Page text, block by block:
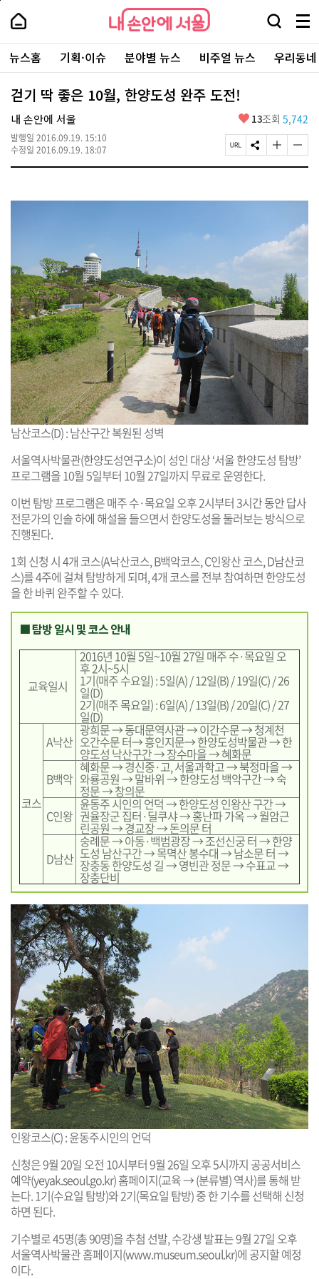
본
로
가
내
손
안
에
서
울
-
서
울
시
대
표
소
털
내
손
에
울
검
창
열
기
메
뉴
전
체
보
주
요
서
뉴스홈 기획·이슈 분야별 뉴스 비주얼 뉴스 우리동
걷기 딱 좋은 10월, 한양도성 완주 도전!
내 손안에 서울
발행일 2016.09.19. 15:10
수정일 2016.09.19. 18:07
좋
요
13조회 5,742
페
이
R
S
N
유
글
자
크
경
하
기
글
자
작
변
경
기
남산코스(D) : 남산구간 복원된 성벽
서울역사박물관(한양도성연구소)이 성인 대상 ‘서울 한양도성 탐방’
프로그램을 10월 5일부터 10월 27일까지 무료로 운영한다.
이번 탐방 프로그램은 매주 수·목요일 오후 2시부터 3시간 동안 답사
전문가의 인솔 하에 해설을 들으면서 한양도성을 둘러보는 방식으로
진행된다.
1회 신청 시 4개 코스(A낙산코스, B백악코스, C인왕산 코스, D남산코
스)를 4주에 걸쳐 탐방하게 되며, 4개 코스를 전부 참여하면 한양도성
을 한 바퀴 완주할 수 있다.
■ 탐방 일시 및 코스 안내
교육일시
2016년 10월 5일~10월 27일 매주 수·목요일 오
후 2시~5시
1기(매주 수요일) : 5일(A) / 12일(B) / 19일(C) / 26
일(D)
2기(매주 목요일) : 6일(A) / 13일(B) / 20일(C) / 27
일(D)
코스
A낙산
광희문 → 동대문역사관 → 이간수문 → 청계천
오간수문 터→ 흥인지문→ 한양도성박물관 → 한
양도성 낙산구간 → 장수마을 → 혜화문
B백악
혜화문 → 경신중·고, 서울과학고 → 북정마을 →
와룡공원 → 말바위 → 한양도성 백악구간 → 숙
정문 → 창의문
C인왕
윤동주 시인의 언덕 → 한양도성 인왕산 구간 →
권율장군 집터·딜쿠샤 → 홍난파 가옥 → 월암근
린공원 → 경교장 → 돈의문 터
D남산
숭례문 → 아동·백범광장 → 조선신궁 터 → 한양
도성 남산구간 → 목멱산 봉수대 → 남소문 터 →
장충동 한양도성 길 → 영빈관 정문 → 수표교 →
장충단비
인왕코스(C) : 윤동주시인의 언덕
신청은 9월 20일 오전 10시부터 9월 26일 오후 5시까지 공공서비스
예약(yeyak.seoul.go.kr) 홈페이지(교육 → (분류별) 역사)를 통해 받
는다. 1기(수요일 탐방)와 2기(목요일 탐방) 중 한 기수를 선택해 신청
하면 된다.
기수별로 45명(총 90명)을 추첨 선발, 수강생 발표는 9월 27일 오후
서울역사박물관 홈페이지(www.museum.seoul.kr)에 공지할 예정
이다.
페
상
단
로